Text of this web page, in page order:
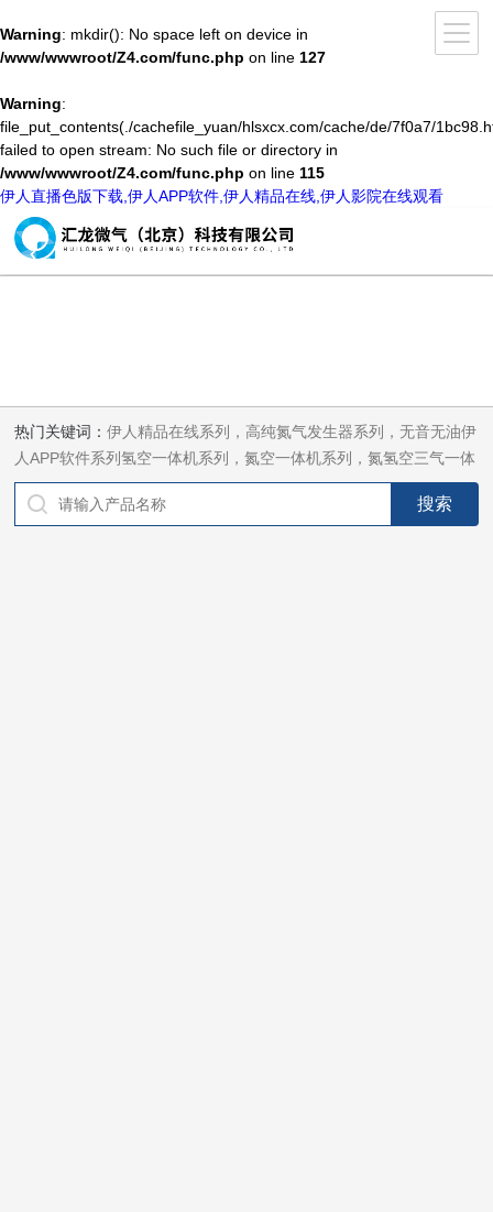
Warning: mkdir(): No space left on device in
/www/wwwroot/Z4.com/func.php on line 127
Warning:
file_put_contents(./cachefile_yuan/hlsxcx.com/cache/de/7f0a7/
failed to open stream: No such file or directory in
/www/wwwroot/Z4.com/func.php on line 115
伊人直播色版下载,伊人APP软件,伊人精品在线,伊人影院在线观看
热门关键词：伊人精品在线系列，高纯氮气发生器系列，无音无油伊
人APP软件系列氢空一体机系列，氮空一体机系列，氮氢空三气一体
机系列，气体净化器系列，代理日本DKK-TOA水质分析，水质检测
仪器，代理南韩SitekPH/离子计，DO计，电导计，多功能计，